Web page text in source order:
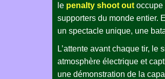
le penalty shoot out occupe
supporters du monde entier.
un spectacle unique, une
L’attente avant chaque tir,
atmosphère électrique et
une démonstration de la